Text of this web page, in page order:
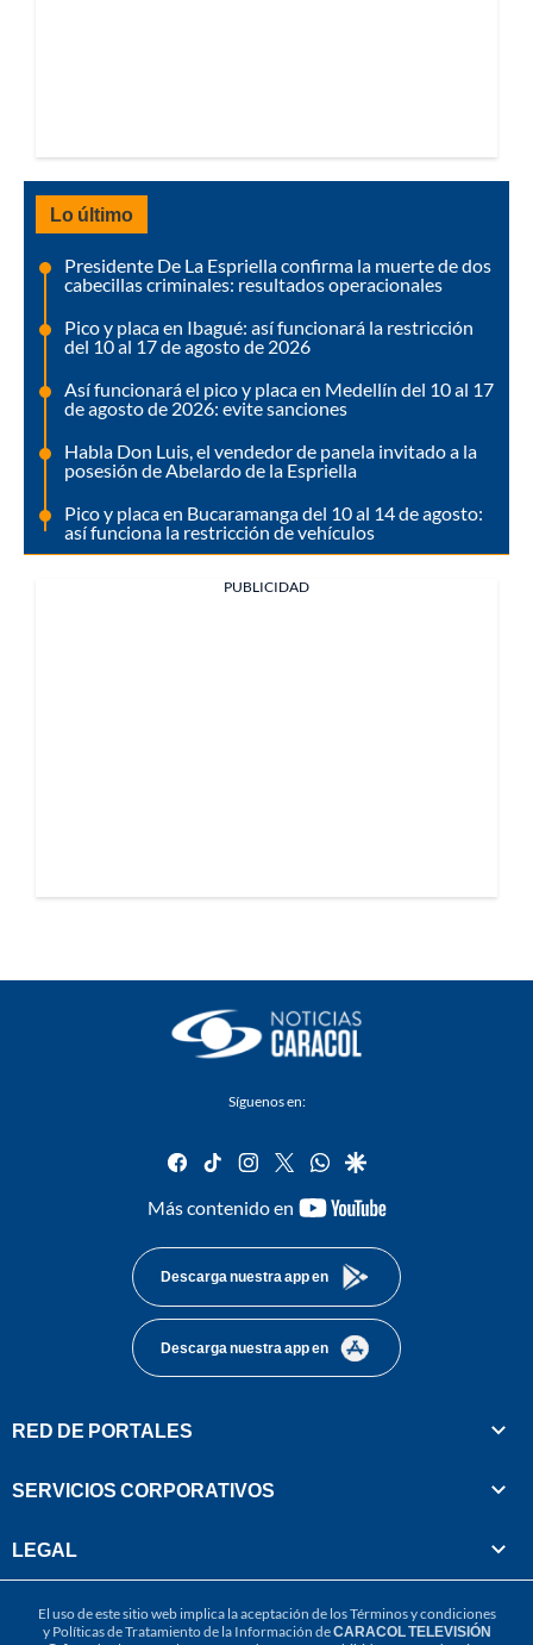
Lo último
Presidente De La Espriella confirma la muerte de dos
cabecillas criminales: resultados operacionales
Pico y placa en Ibagué: así funcionará la restricción
del 10 al 17 de agosto de 2026
Así funcionará el pico y placa en Medellín del 10 al 17
de agosto de 2026: evite sanciones
Habla Don Luis, el vendedor de panela invitado a la
posesión de Abelardo de la Espriella
Pico y placa en Bucaramanga del 10 al 14 de agosto:
así funciona la restricción de vehículos
PUBLICIDAD
Síguenos en:
facebook
tiktok instagram
twitterwhatsapp
google
Más contenido en
youtube-
Descarga nuestra app en
Descarga nuestra app en
RED DE PORTALES
SERVICIOS CORPORATIVOS
LEGAL
El uso de este sitio web implica la aceptación de losTérminos y condiciones
y Políticas de Tratamiento de la Información deCARACOL TELEVISIÓN